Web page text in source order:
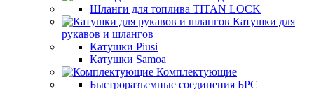
Шланги для топлива TITAN LOCK
Катушки для
рукавов и шлангов
Катушки Piusi
Катушки Samoa
Комплектующие
Быстроразъемные соединения БРС